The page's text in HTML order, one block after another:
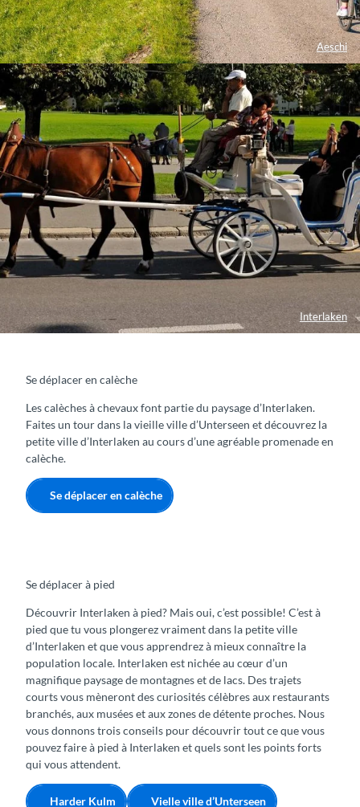
Aeschi
Interlaken
Se déplacer en calèche
Les calèches à chevaux font partie du paysage d’Interlaken.
Faites un tour dans la vieille ville d’Unterseen et découvrez la
petite ville d’Interlaken au cours d’une agréable promenade en
calèche.
Se déplacer en calèche
Se déplacer à pied
Découvrir Interlaken à pied? Mais oui, c’est possible! C’est à
pied que tu vous plongerez vraiment dans la petite ville
d’Interlaken et que vous apprendrez à mieux connaître la
population locale. Interlaken est nichée au cœur d’un
magnifique paysage de montagnes et de lacs. Des trajets
courts vous mèneront des curiosités célèbres aux restaurants
branchés, aux musées et aux zones de détente proches. Nous
vous donnons trois conseils pour découvrir tout ce que vous
pouvez faire à pied à Interlaken et quels sont les points forts
qui vous attendent.
Harder Kulm Vielle ville d’Unterseen